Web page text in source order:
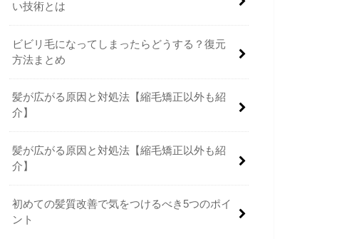
い技術とは
ビビリ毛になってしまったらどうする？復元
方法まとめ
髪が広がる原因と対処法【縮毛矯正以外も紹
介】
髪が広がる原因と対処法【縮毛矯正以外も紹
介】
初めての髪質改善で気をつけるべき5つのポイ
ント